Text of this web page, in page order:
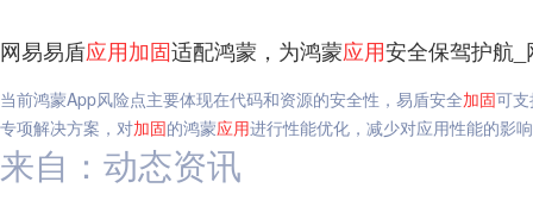
网易易盾应用加固适配鸿蒙，为鸿蒙应用安全保驾护航
当前鸿蒙App风险点主要体现在代码和资源的安全性，易盾安全加固可
专项解决方案，对加固的鸿蒙应用进行性能优化，减少对应用性能的影
来自：动态资讯